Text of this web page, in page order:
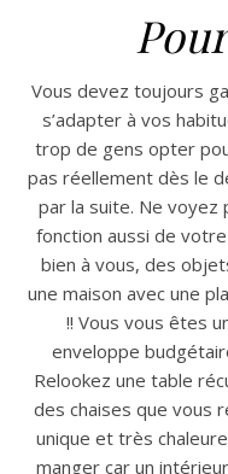
Vous devez toujours
s’adapter à vos
trop de gens opter
pas réellement dès le
par la suite. Ne voyez
fonction aussi de
bien à vous, des
une maison avec une
!! Vous vous êtes
enveloppe
Relookez une table
des chaises que vous
unique et très
manger car un